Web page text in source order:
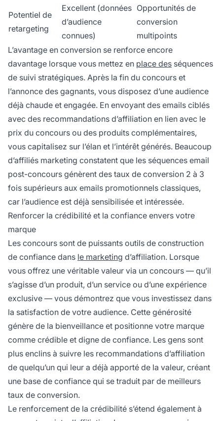
Potentiel de
retargeting
Excellent (données
d’audience
connues)
Opportunités de
conversion
multipoints
L’avantage en conversion se renforce encore
davantage lorsque vous mettez en place des séquences
de suivi stratégiques. Après la fin du concours et
l’annonce des gagnants, vous disposez d’une audience
déjà chaude et engagée. En envoyant des emails ciblés
avec des recommandations d’affiliation en lien avec le
prix du concours ou des produits complémentaires,
vous capitalisez sur l’élan et l’intérêt générés. Beaucoup
d’affiliés marketing constatent que les séquences email
post-concours génèrent des taux de conversion 2 à 3
fois supérieurs aux emails promotionnels classiques,
car l’audience est déjà sensibilisée et intéressée.
Renforcer la crédibilité et la confiance envers votre
marque
Les concours sont de puissants outils de construction
de confiance dans le marketing d’affiliation. Lorsque
vous offrez une véritable valeur via un concours — qu’il
s’agisse d’un produit, d’un service ou d’une expérience
exclusive — vous démontrez que vous investissez dans
la satisfaction de votre audience. Cette générosité
génère de la bienveillance et positionne votre marque
comme crédible et digne de confiance. Les gens sont
plus enclins à suivre les recommandations d’affiliation
de quelqu’un qui leur a déjà apporté de la valeur, créant
une base de confiance qui se traduit par de meilleurs
taux de conversion.
Le renforcement de la crédibilité s’étend également à